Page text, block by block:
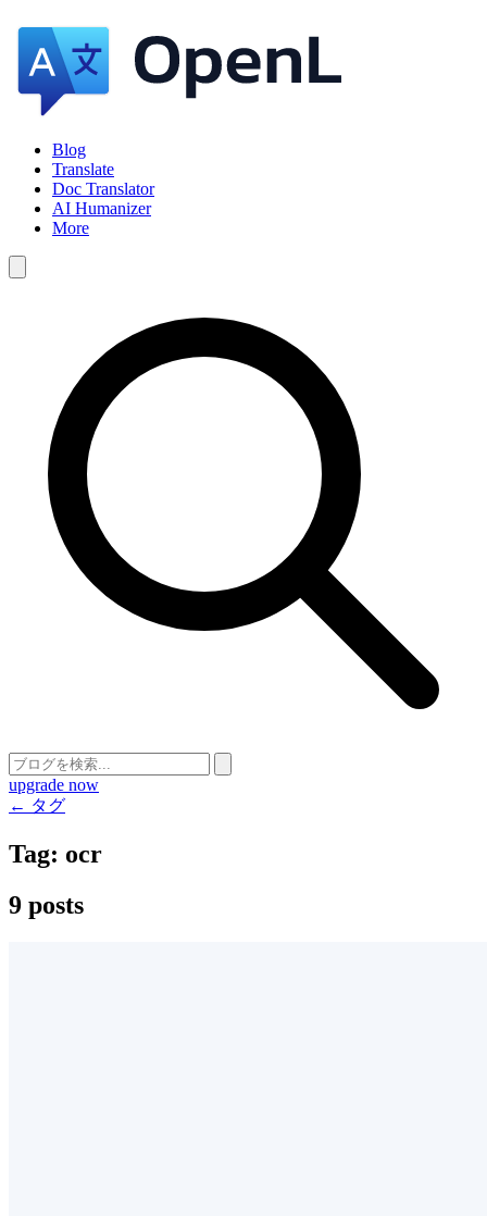
Blog
Translate
Doc Translator
AI Humanizer
More
upgrade now
← タグ
Tag: ocr
9 posts